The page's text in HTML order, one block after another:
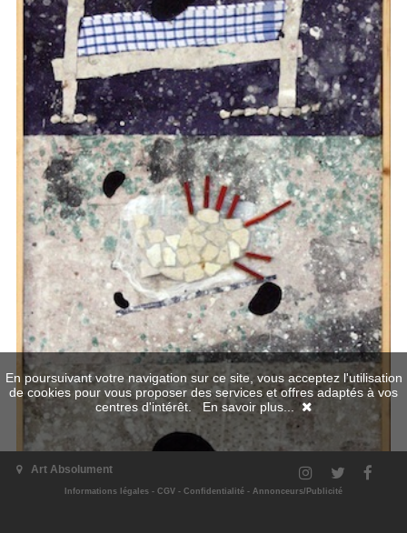
Art Absolument
Informations légales - CGV - Confidentialité - Annonceurs/Publicité
En poursuivant votre navigation sur ce site, vous acceptez l'utilisation
de cookies pour vous proposer des services et offres adaptés à vos
centres d'intérêt. En savoir plus...